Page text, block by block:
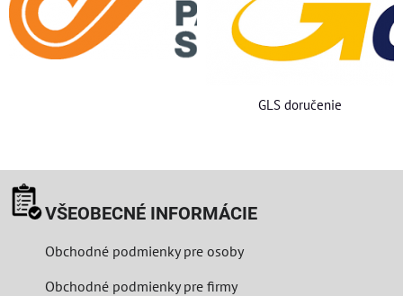
GLS doručenie
VŠEOBECNÉ INFORMÁCIE
Obchodné podmienky pre osoby
Obchodné podmienky pre firmy